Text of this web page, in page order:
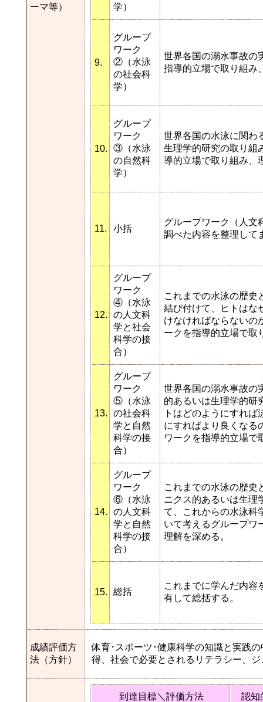
ーマ等）
学）
9.
グループ
ワーク
②（水泳
の社会科
学）
世界各国の溺水事故の
指導的立場で取り組み
10.
グループ
ワーク
③（水泳
の自然科
学）
世界各国の水泳に関わ
生理学的研究の取り組
導的立場で取り組み、
11. 小括
グループワーク（人文
調べた内容を整理して
12.
グループ
ワーク
④（水泳
の人文科
学と社会
科学の接
合）
これまでの水泳の歴史
結び付けて、ヒトはな
けなければならないの
ークを指導的立場で取
13.
グループ
ワーク
⑤（水泳
の社会科
学と自然
科学の接
合）
世界各国の溺水事故の
的あるいは生理学的研
トはどのようにすれ
にすればより良くなる
ワークを指導的立場で
14.
グループ
ワーク
⑥（水泳
の人文科
学と自然
科学の接
合）
これまでの水泳の歴史
ニクス的あるいは生理
て、これからの水泳科
いて考えるグループワ
理解を深める。
15. 総括
これまでに学んだ内容
有して総括する。
成績評価方
法（方針）
体育･スポーツ･健康科学の知識と実践
得、社会で必要とされるリテラシー、
到達目標＼評価方法 認知